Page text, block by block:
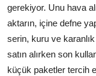
gerekiyor. Unu hava
aktarın, içine defne
serin, kuru ve
satın alırken son
küçük paketler tercih